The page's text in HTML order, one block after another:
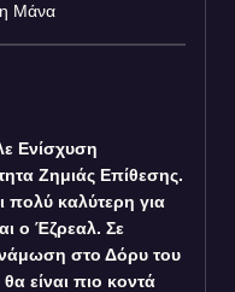
Μάνα
Ενίσχυση
Ζημιάς Επίθεσης.
πολύ καλύτερη για
ο Έζρεαλ. Σε
στο Δόρυ του
θα είναι πιο κοντά